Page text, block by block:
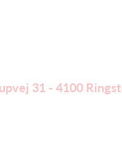
31 - 4100